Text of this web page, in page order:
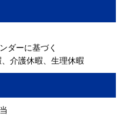
ーに基づく
介護休暇、生理休暇